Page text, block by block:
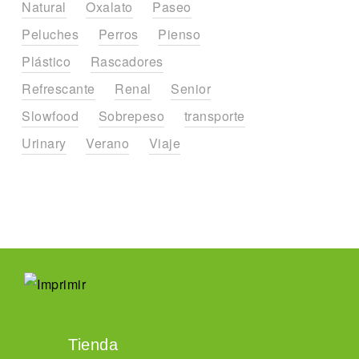
Natural
Oxalato
Paseo
Peluches
Perros
Pienso
Plástico
Rascadores
Refrescante
Renal
Senior
Slowfood
Sobrepeso
transporte
Urinary
Verano Viaje
Tienda